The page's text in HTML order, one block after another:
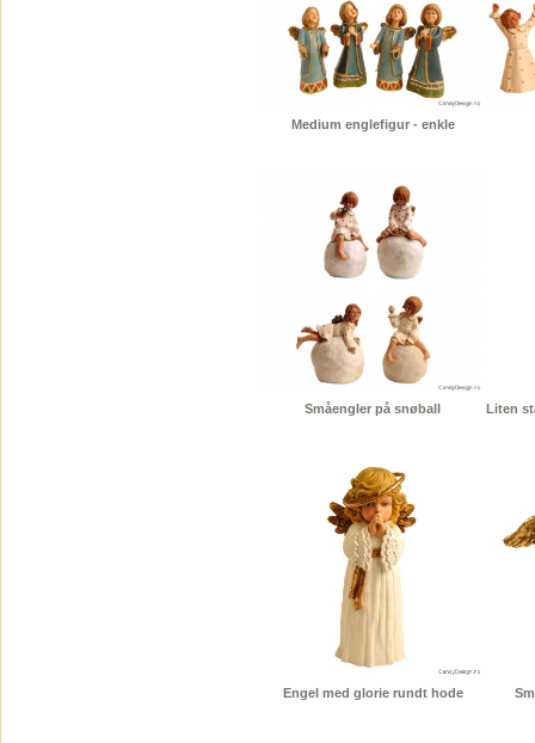
Medium englefigur - enkle
Småengler på snøball Liten
Engel med glorie rundt hode